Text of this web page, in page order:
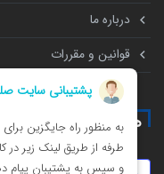
درباره ما
قوانین و مقررات
همه چیز درباره